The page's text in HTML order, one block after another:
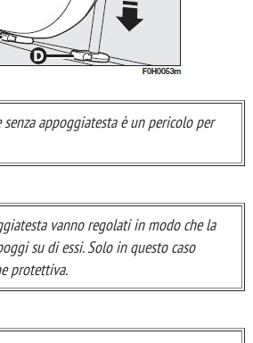
appoggiatesta è un pericolo per
vanno regolati in modo che la
su di essi. Solo in questo caso
protettiva.